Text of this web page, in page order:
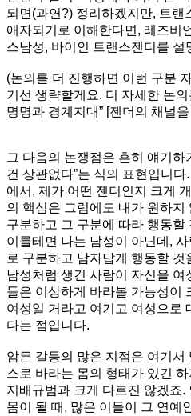
되면(과연?) 정리하겠지만, 트랜
애자되기로 이해한다면, 레즈비
스남성, 바이인 트랜스젠더를 설
(논의를 더 진행하면 이런 구분
기선 생략할게요. 더 자세한 논
명명과 경계지대” [젠더의 채널
그 다음의 논쟁점은 흔히 얘기하
건 상관없다”는 식의 표현입니다
에서, 제가 어떤 젠더인지 크게
의 핵심은 그럼에도 내가 원하
구분하고 그 구분에 따라 행동할
이를테면 나는 남성이 아닌데,
로 구분하고 남자답게 행동할 것
남성처럼 생긴 사람이 자신을
들은 이상하게 바라볼 가능성이
여성일 거라고 여기고 여성으로
다는 점입니다.
암튼 갈등의 많은 지점은 여기서
스로 바라는 몸의 형태가 있긴
지배규범과 크게 다르진 않겠죠.
몸이 될 때, 많은 이들이 그 연예